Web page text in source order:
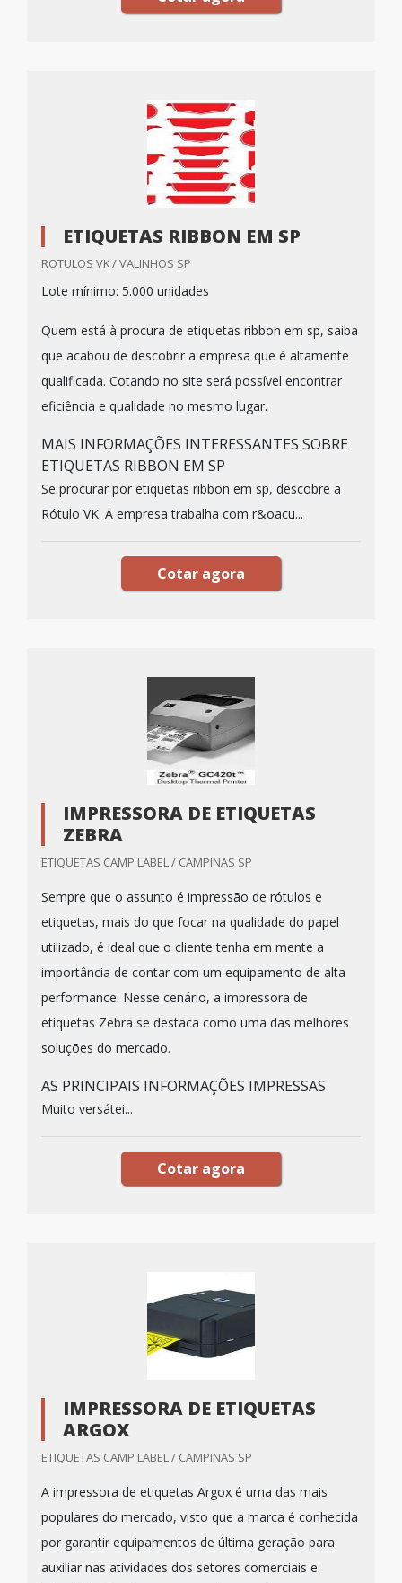
ETIQUETAS RIBBON EM SP
ROTULOS VK / VALINHOS SP
Lote mínimo: 5.000 unidades
Quem está à procura de etiquetas ribbon em sp, saiba
que acabou de descobrir a empresa que é altamente
qualificada. Cotando no site será possível encontrar
eficiência e qualidade no mesmo lugar.
MAIS INFORMAÇÕES INTERESSANTES SOBRE
ETIQUETAS RIBBON EM SP
Se procurar por etiquetas ribbon em sp, descobre a
Rótulo VK. A empresa trabalha com r&oacu...
Cotar agora
IMPRESSORA DE ETIQUETAS
ZEBRA
ETIQUETAS CAMP LABEL / CAMPINAS SP
Sempre que o assunto é impressão de rótulos e
etiquetas, mais do que focar na qualidade do papel
utilizado, é ideal que o cliente tenha em mente a
importância de contar com um equipamento de alta
performance. Nesse cenário, a impressora de
etiquetas Zebra se destaca como uma das melhores
soluções do mercado.
AS PRINCIPAIS INFORMAÇÕES IMPRESSAS
Muito versátei...
Cotar agora
IMPRESSORA DE ETIQUETAS
ARGOX
ETIQUETAS CAMP LABEL / CAMPINAS SP
A impressora de etiquetas Argox é uma das mais
populares do mercado, visto que a marca é conhecida
por garantir equipamentos de última geração para
auxiliar nas atividades dos setores comerciais e